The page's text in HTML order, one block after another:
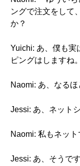
ングで注文をして
か？
Yuichi: あ、僕も実
ピングはしますね。
Naomi: あ、なるほ
Jessi: あ、ネット
Naomi: 私もネット
Jessi: あ、そうで